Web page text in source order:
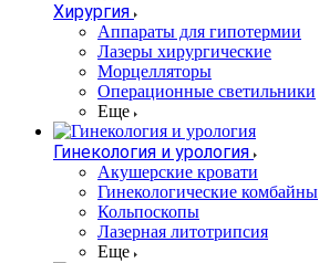
Хирургия
Аппараты для гипотермии
Лазеры хирургические
Морцелляторы
Операционные светильники
Еще
Гинекология и урология
Акушерские кровати
Гинекологические комбайны
Кольпоскопы
Лазерная литотрипсия
Еще